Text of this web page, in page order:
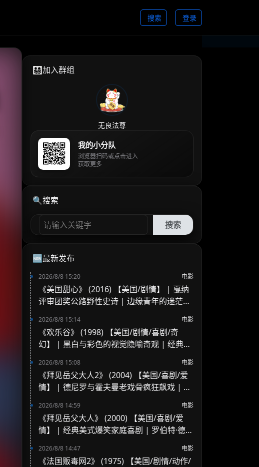
搜索 登录
👨‍👩‍👧‍👦加入群组
无良法尊
我的小分队
浏览器扫码或点击进入
获取更多
🔍搜索
搜索
🆕最新发布
2026/8/8 15:20 电影
《美国甜心》 (2016) 【美国/剧情】 | 戛纳
评审团奖公路野性史诗 | 边缘青年的迷茫、
2026/8/8 15:14 电影
《欢乐谷》 (1998) 【美国/剧情/喜剧/奇
幻】 | 黑白与彩色的视觉隐喻奇观 | 经典反
2026/8/8 15:08 电影
《拜见岳父大人2》 (2004) 【美国/喜剧/爱
情】 | 德尼罗与霍夫曼老戏骨疯狂飙戏 | 经
2026/8/8 14:59 电影
《拜见岳父大人》 (2000) 【美国/喜剧/爱
情】 | 经典美式爆笑家庭喜剧 | 罗伯特·德尼
2026/8/8 14:47 电影
《法国贩毒网2》 (1975) 【美国/剧情/动作/